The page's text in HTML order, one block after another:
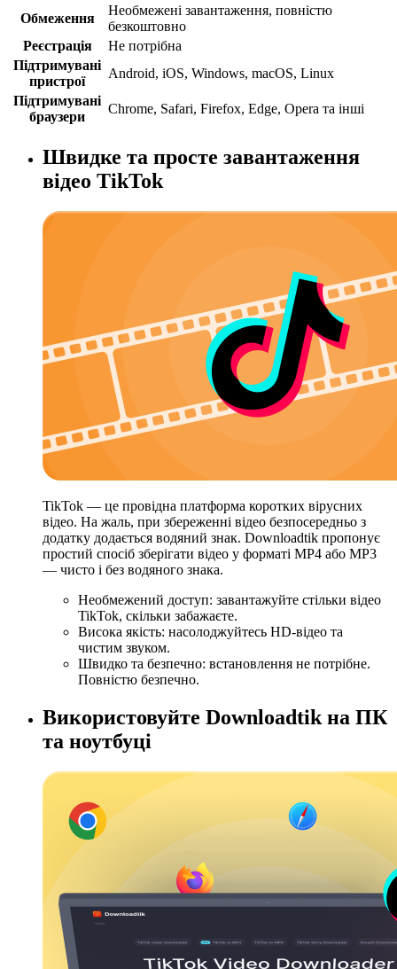
Обмеження
Необмежені завантаження, повністю
безкоштовно
Реєстрація
Не потрібна
Підтримувані
пристрої
Android, iOS, Windows, macOS, Linux
Підтримувані
браузери
Chrome, Safari, Firefox, Edge, Opera та інші
Швидке та просте завантаження
відео TikTok
TikTok — це провідна платформа коротких вірусних
відео. На жаль, при збереженні відео безпосередньо з
додатку додається водяний знак. Downloadtik пропонує
простий спосіб зберігати відео у форматі MP4 або MP3
— чисто і без водяного знака.
Необмежений доступ: завантажуйте стільки відео
TikTok, скільки забажаєте.
Висока якість: насолоджуйтесь HD-відео та
чистим звуком.
Швидко та безпечно: встановлення не потрібне.
Повністю безпечно.
Використовуйте Downloadtik на ПК
та ноутбуці